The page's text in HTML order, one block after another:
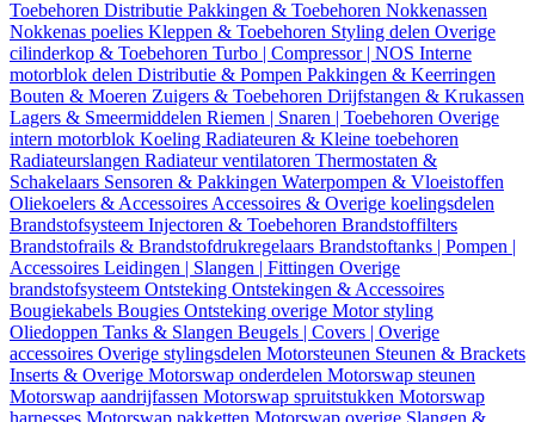
Toebehoren Distributie Pakkingen & Toebehoren Nokkenassen
Nokkenas poelies Kleppen & Toebehoren Styling delen Overige
cilinderkop & Toebehoren Turbo | Compressor | NOS Interne
motorblok delen Distributie & Pompen Pakkingen & Keerringen
Bouten & Moeren Zuigers & Toebehoren Drijfstangen & Krukassen
Lagers & Smeermiddelen Riemen | Snaren | Toebehoren Overige
intern motorblok Koeling Radiateuren & Kleine toebehoren
Radiateurslangen Radiateur ventilatoren Thermostaten &
Schakelaars Sensoren & Pakkingen Waterpompen & Vloeistoffen
Oliekoelers & Accessoires Accessoires & Overige koelingsdelen
Brandstofsysteem Injectoren & Toebehoren Brandstoffilters
Brandstofrails & Brandstofdrukregelaars Brandstoftanks | Pompen |
Accessoires Leidingen | Slangen | Fittingen Overige
brandstofsysteem Ontsteking Ontstekingen & Accessoires
Bougiekabels Bougies Ontsteking overige Motor styling
Oliedoppen Tanks & Slangen Beugels | Covers | Overige
accessoires Overige stylingsdelen Motorsteunen Steunen & Brackets
Inserts & Overige Motorswap onderdelen Motorswap steunen
Motorswap aandrijfassen Motorswap spruitstukken Motorswap
harnesses Motorswap pakketten Motorswap overige Slangen &